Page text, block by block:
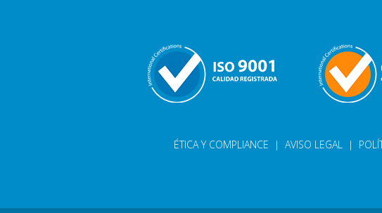
ÉTICA Y COMPLIANCE | AVISO LEGAL |